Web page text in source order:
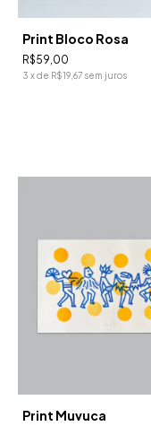
Print Bloco Rosa
R$59,00
3 xde R$19,67 sem juros
Print Muvuca